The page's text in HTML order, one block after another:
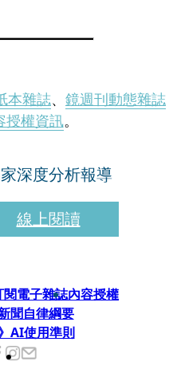
本雜誌、 鏡週刊動態雜誌
授權資訊。
深度分析報導
線上閱讀
閱電子雜誌內容授權
聞自律綱要
AI使用準則